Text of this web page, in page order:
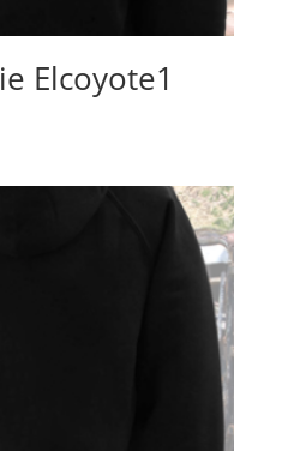
Elcoyote1